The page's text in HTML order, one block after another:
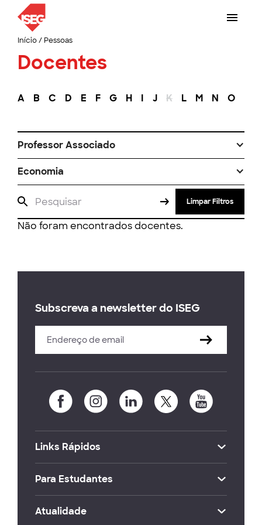
Início/ Pessoas
Docentes
A B C D E F G H I J K L M N O
Professor Associado
Economia
Limpar Filtros
Não foram encontrados docentes.
Subscreva a newsletter do ISEG
Links Rápidos
Para Estudantes
Atualidade